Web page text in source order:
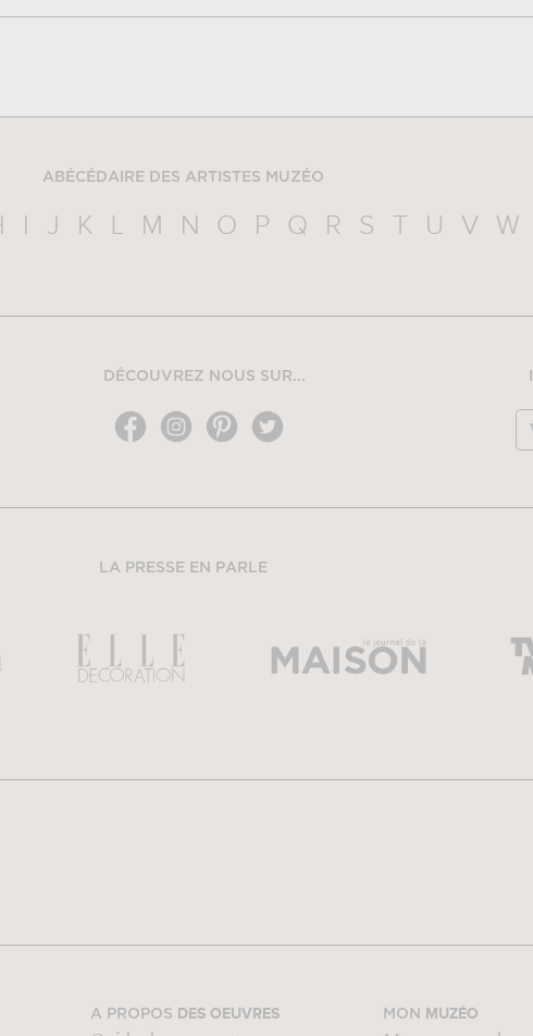
ABÉCÉDAIRE DES ARTISTES MUZÉO
I J K L M N O P Q R S T U V W
DÉCOUVREZ NOUS SUR...
LA PRESSE EN PARLE
A PROPOS DES OEUVRES MON MUZÉO